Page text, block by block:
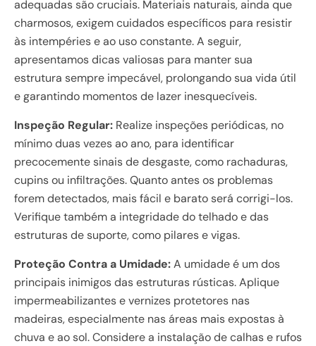
adequadas são cruciais. Materiais naturais, ainda que
charmosos, exigem cuidados específicos para resistir
às intempéries e ao uso constante. A seguir,
apresentamos dicas valiosas para manter sua
estrutura sempre impecável, prolongando sua vida útil
e garantindo momentos de lazer inesquecíveis.
Inspeção Regular: Realize inspeções periódicas, no
mínimo duas vezes ao ano, para identificar
precocemente sinais de desgaste, como rachaduras,
cupins ou infiltrações. Quanto antes os problemas
forem detectados, mais fácil e barato será corrigi-los.
Verifique também a integridade do telhado e das
estruturas de suporte, como pilares e vigas.
Proteção Contra a Umidade:A umidade é um dos
principais inimigos das estruturas rústicas. Aplique
impermeabilizantes e vernizes protetores nas
madeiras, especialmente nas áreas mais expostas à
chuva e ao sol. Considere a instalação de calhas e rufos